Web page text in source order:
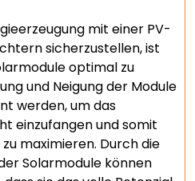
mit einer PV-
sicherzustellen, ist
optimal zu
und Neigung der Module
werden, um das
einzufangen und somit
maximieren. Durch die
Solarmodule können